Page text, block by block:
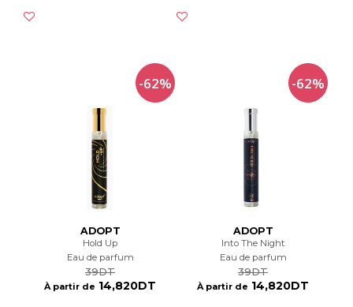
-62%
ADOPT
Hold Up
Eau de parfum
39DT
À partir de 14,820DT
-62%
ADOPT
Into The Night
Eau de parfum
39DT
À partir de 14,820DT